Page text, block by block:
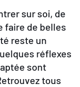
sur soi, de
faire de belles
reste un
réflexes
sont
tous